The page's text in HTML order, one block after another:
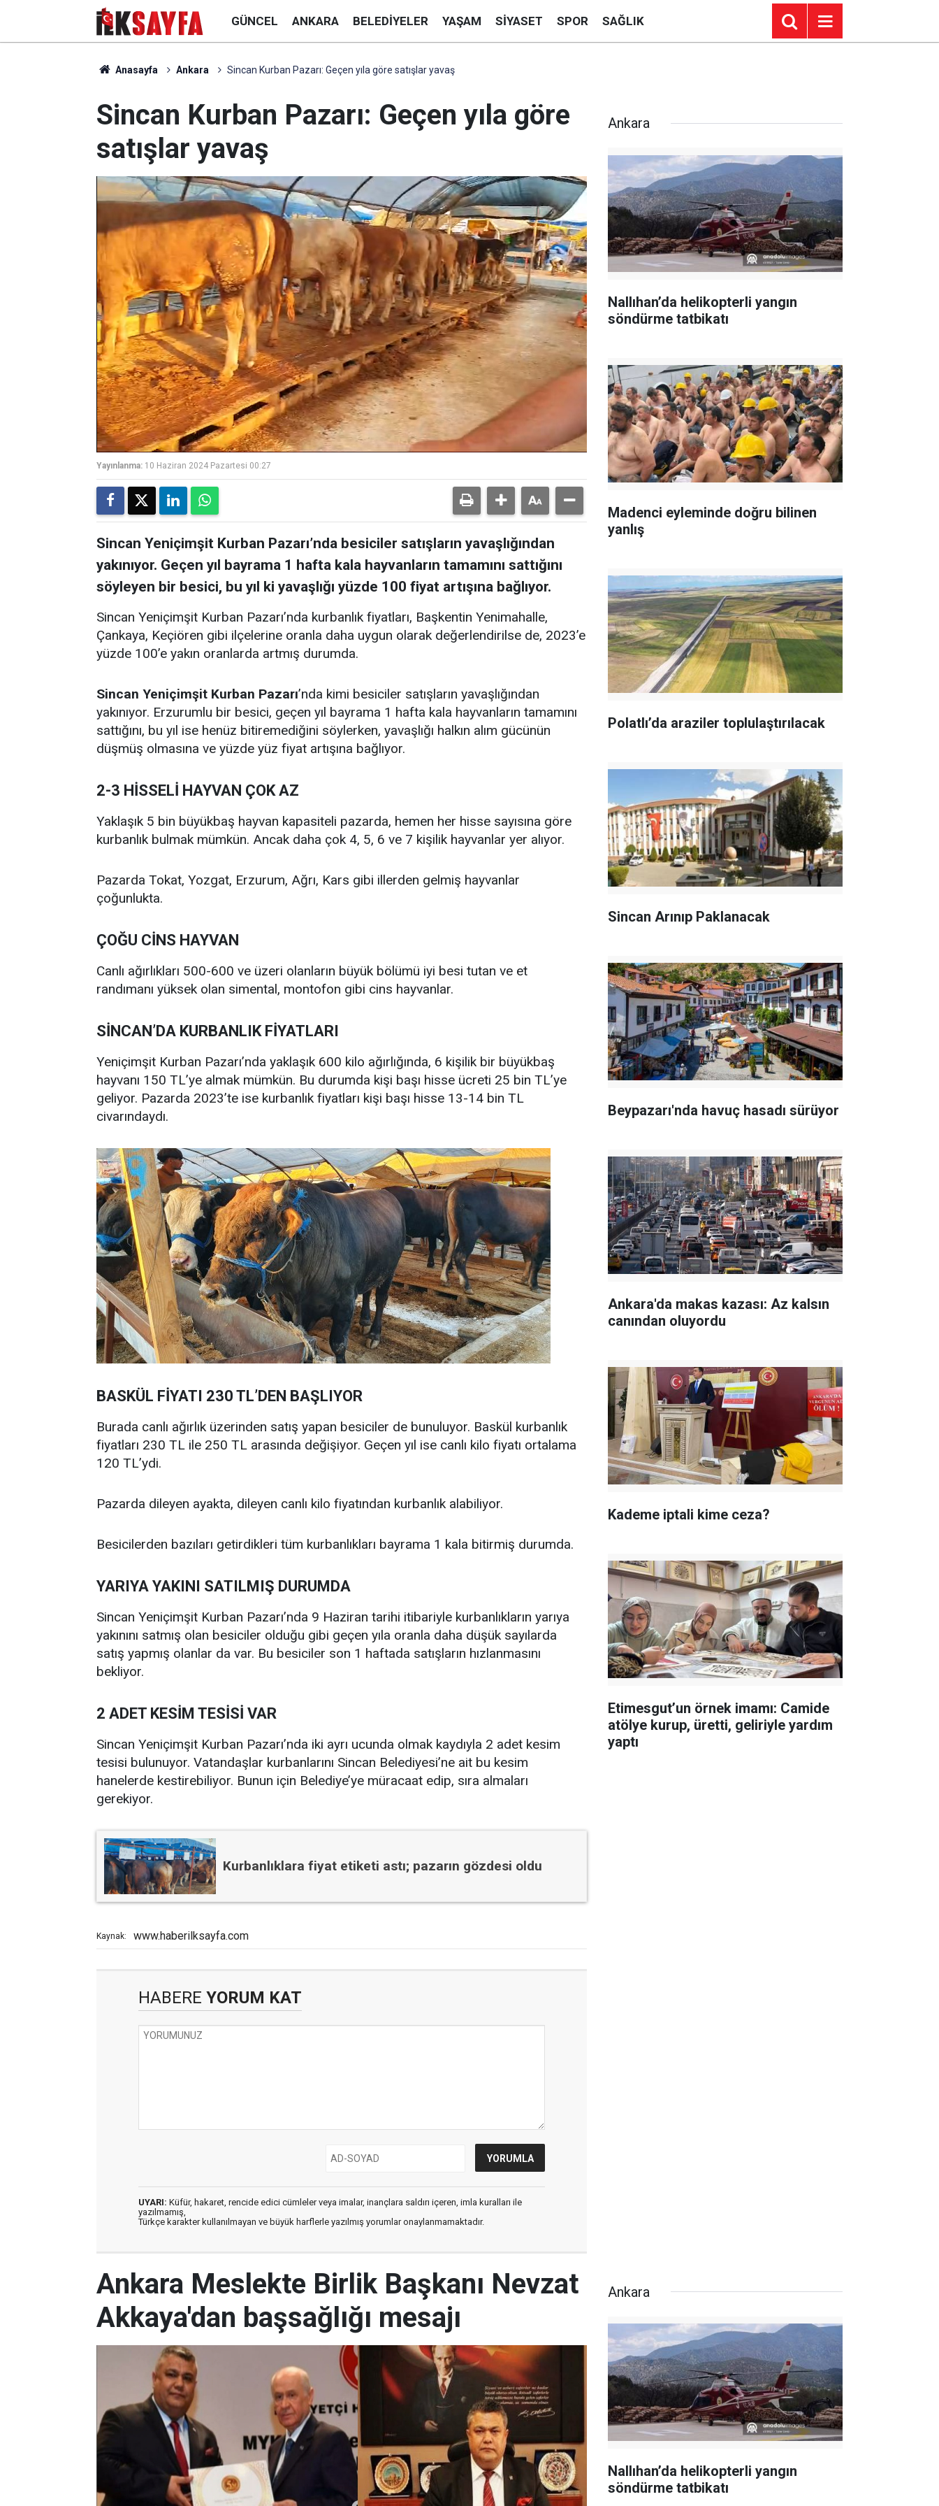
GÜNCEL ANKARA BELEDIYELER YAŞAM SIYASET SPOR SAĞLIK
Anasayfa Ankara Sincan Kurban Pazarı: Geçen yıla göre satışlar yavaş
Sincan Kurban Pazarı: Geçen yıla göre
satışlar yavaş
Yayınlanma: 10 Haziran 2024 Pazartesi 00:27
Sincan Yeniçimşit Kurban Pazarı’nda besiciler satışların yavaşlığından
yakınıyor. Geçen yıl bayrama 1 hafta kala hayvanların tamamını sattığını
söyleyen bir besici, bu yıl ki yavaşlığı yüzde 100 fiyat artışına bağlıyor.
Sincan Yeniçimşit Kurban Pazarı’nda kurbanlık fiyatları, Başkentin Yenimahalle,
Çankaya, Keçiören gibi ilçelerine oranla daha uygun olarak değerlendirilse de, 2023’e
yüzde 100’e yakın oranlarda artmış durumda.
Sincan Yeniçimşit Kurban Pazarı’nda kimi besiciler satışların yavaşlığından
yakınıyor. Erzurumlu bir besici, geçen yıl bayrama 1 hafta kala hayvanların tamamını
sattığını, bu yıl ise henüz bitiremediğini söylerken, yavaşlığı halkın alım gücünün
düşmüş olmasına ve yüzde yüz fiyat artışına bağlıyor.
2-3 HİSSELİ HAYVAN ÇOK AZ
Yaklaşık 5 bin büyükbaş hayvan kapasiteli pazarda, hemen her hisse sayısına göre
kurbanlık bulmak mümkün. Ancak daha çok 4, 5, 6 ve 7 kişilik hayvanlar yer alıyor.
Pazarda Tokat, Yozgat, Erzurum, Ağrı, Kars gibi illerden gelmiş hayvanlar
çoğunlukta.
ÇOĞU CİNS HAYVAN
Canlı ağırlıkları 500-600 ve üzeri olanların büyük bölümü iyi besi tutan ve et
randımanı yüksek olan simental, montofon gibi cins hayvanlar.
SİNCAN’DA KURBANLIK FİYATLARI
Yeniçimşit Kurban Pazarı’nda yaklaşık 600 kilo ağırlığında, 6 kişilik bir büyükbaş
hayvanı 150 TL’ye almak mümkün. Bu durumda kişi başı hisse ücreti 25 bin TL’ye
geliyor. Pazarda 2023’te ise kurbanlık fiyatları kişi başı hisse 13-14 bin TL
civarındaydı.
BASKÜL FİYATI 230 TL’DEN BAŞLIYOR
Burada canlı ağırlık üzerinden satış yapan besiciler de bunuluyor. Baskül kurbanlık
fiyatları 230 TL ile 250 TL arasında değişiyor. Geçen yıl ise canlı kilo fiyatı ortalama
120 TL’ydi.
Pazarda dileyen ayakta, dileyen canlı kilo fiyatından kurbanlık alabiliyor.
Besicilerden bazıları getirdikleri tüm kurbanlıkları bayrama 1 kala bitirmiş durumda.
YARIYA YAKINI SATILMIŞ DURUMDA
Sincan Yeniçimşit Kurban Pazarı’nda 9 Haziran tarihi itibariyle kurbanlıkların yarıya
yakınını satmış olan besiciler olduğu gibi geçen yıla oranla daha düşük sayılarda
satış yapmış olanlar da var. Bu besiciler son 1 haftada satışların hızlanmasını
bekliyor.
2 ADET KESİM TESİSİ VAR
Sincan Yeniçimşit Kurban Pazarı’nda iki ayrı ucunda olmak kaydıyla 2 adet kesim
tesisi bulunuyor. Vatandaşlar kurbanlarını Sincan Belediyesi’ne ait bu kesim
hanelerde kestirebiliyor. Bunun için Belediye’ye müracaat edip, sıra almaları
gerekiyor.
Kurbanlıklara fiyat etiketi astı; pazarın gözdesi oldu
Kaynak: www.haberilksayfa.com
HABERE YORUM KAT
UYARI: Küfür, hakaret, rencide edici cümleler veya imalar, inançlara saldırı içeren, imla kuralları ile
yazılmamış,
Türkçe karakter kullanılmayan ve büyük harflerle yazılmış yorumlar onaylanmamaktadır.
Ankara
Nallıhan’da helikopterli yangın
söndürme tatbikatı
Madenci eyleminde doğru bilinen
yanlış
Polatlı’da araziler toplulaştırılacak
Sincan Arınıp Paklanacak
Beypazarı'nda havuç hasadı sürüyor
Ankara'da makas kazası: Az kalsın
canından oluyordu
Kademe iptali kime ceza?
Etimesgut’un örnek imamı: Camide
atölye kurup, üretti, geliriyle yardım
yaptı
Ankara Meslekte Birlik Başkanı Nevzat
Akkaya'dan başsağlığı mesajı
Ankara
Nallıhan’da helikopterli yangın
söndürme tatbikatı